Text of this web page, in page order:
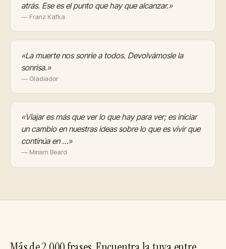
atrás. Ese es el punto que hay que alcanzar.»
— Franz Kafka
«La muerte nos sonríe a todos. Devolvámosle la
sonrisa.»
— Gladiador
«Viajar es más que ver lo que hay para ver; es iniciar
un cambio en nuestras ideas sobre lo que es vivir que
continúa en …»
— Miriam Beard